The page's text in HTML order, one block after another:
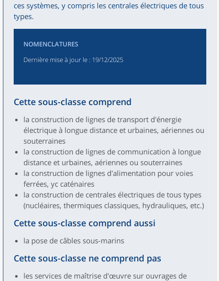
ces systèmes, y compris les centrales électriques de tous
types.
NOMENCLATURES
Dernière mise à jour le : 19/12/2025
Cette sous-classe comprend
la construction de lignes de transport d'énergie
électrique à longue distance et urbaines, aériennes ou
souterraines
la construction de lignes de communication à longue
distance et urbaines, aériennes ou souterraines
la construction de lignes d'alimentation pour voies
ferrées, yc caténaires
la construction de centrales électriques de tous types
(nucléaires, thermiques classiques, hydrauliques, etc.)
Cette sous-classe comprend aussi
la pose de câbles sous-marins
Cette sous-classe ne comprend pas
les services de maîtrise d'œuvre sur ouvrages de